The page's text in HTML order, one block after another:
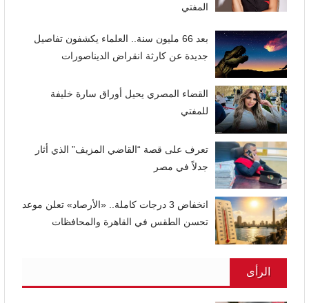
المفتي
بعد 66 مليون سنة.. العلماء يكشفون تفاصيل
جديدة عن كارثة انقراض الديناصورات
القضاء المصري يحيل أوراق سارة خليفة
للمفتي
تعرف على قصة “القاضي المزيف” الذي أثار
جدلاً في مصر
انخفاض 3 درجات كاملة.. «الأرصاد» تعلن موعد
تحسن الطقس في القاهرة والمحافظات
الرأى